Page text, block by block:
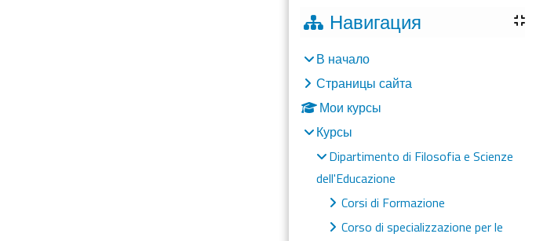
Навигация
В начало
Страницы сайта
Мои курсы
Курсы
Dipartimento di Filosofia e Scienze
dell'Educazione
Corsi di Formazione
Corso di specializzazione per le